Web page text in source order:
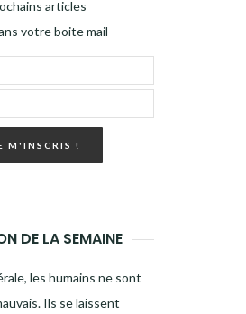
articles
votre boite mail
M'INSCRIS !
DE LA SEMAINE
les humains ne sont
Ils se laissent